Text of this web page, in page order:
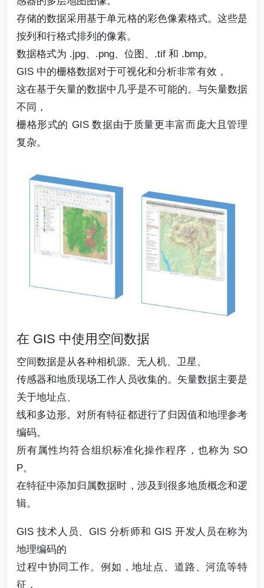
存储的数据采用基于单元格的彩色像素格式。这些是
按列和行格式排列的像素。
数据格式为 .jpg、.png、位图、.tif 和 .bmp。
GIS 中的栅格数据对于可视化和分析非常有效，
这在基于矢量的数据中几乎是不可能的。与矢量数据
不同，
栅格形式的 GIS 数据由于质量更丰富而庞大且管理
复杂。
在 GIS 中使用空间数据
空间数据是从各种相机源、无人机、卫星、
传感器和地质现场工作人员收集的。矢量数据主要是
关于地址点、
线和多边形。对所有特征都进行了归因值和地理参考
编码。
所有属性均符合组织标准化操作程序，也称为 SO
P。
在特征中添加归属数据时，涉及到很多地质概念和逻
辑。
GIS 技术人员、GIS 分析师和 GIS 开发人员在称为
地理编码的
过程中协同工作。例如，地址点、道路、河流等特
征，